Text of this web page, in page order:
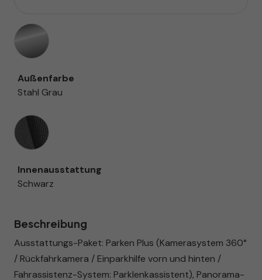
Außenfarbe
Stahl Grau
Innenausstattung
Innenausstattung
Schwarz
Beschreibung
Ausstattungs-Paket: Parken Plus (Kamerasystem 360°
/ Rückfahrkamera / Einparkhilfe vorn und hinten /
Fahrassistenz-System: Parklenkassistent), Panorama-